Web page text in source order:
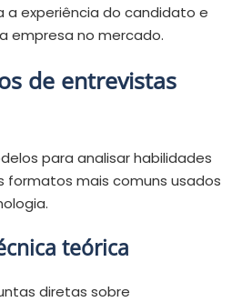
a experiência do candidato e
empresa no mercado.
de entrevistas
para analisar habilidades
formatos mais comuns usados
teórica
diretas sobre